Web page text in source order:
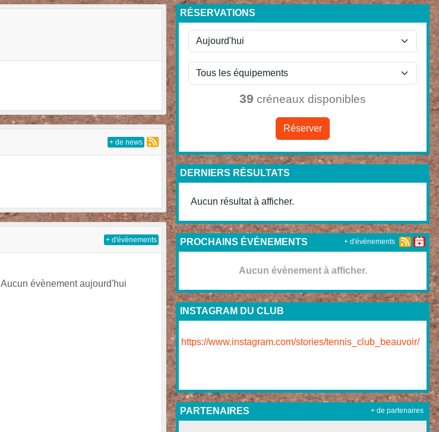
+ de news
Aucun évènement aujourd'hui
+ d'évènements
RÉSERVATIONS
39 créneaux disponibles
Réserver
DERNIERS RÉSULTATS
Aucun résultat à afficher.
PROCHAINS ÉVÉNEMENTS
Aucun évènement à afficher.
+ d'évènements
INSTAGRAM DU CLUB
https://www.instagram.com/stories/tennis_club_beauvoir/
PARTENAIRES + de partenaires